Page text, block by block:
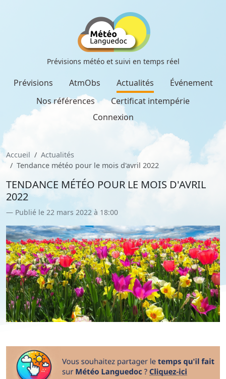
Prévisions météo et suivi en temps réel
Prévisions AtmObs Actualités
Événement
Nos références
Certificat intempérie
Connexion
Accueil
Actualités
Tendance météo pour le mois d'avril 2022
TENDANCE MÉTÉO POUR LE MOIS D'AVRIL
2022
Publié le 22 mars 2022 à 18:00